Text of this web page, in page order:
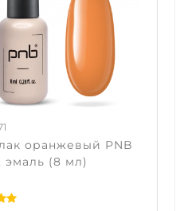
оранжевый PNB
эмаль (8 мл)